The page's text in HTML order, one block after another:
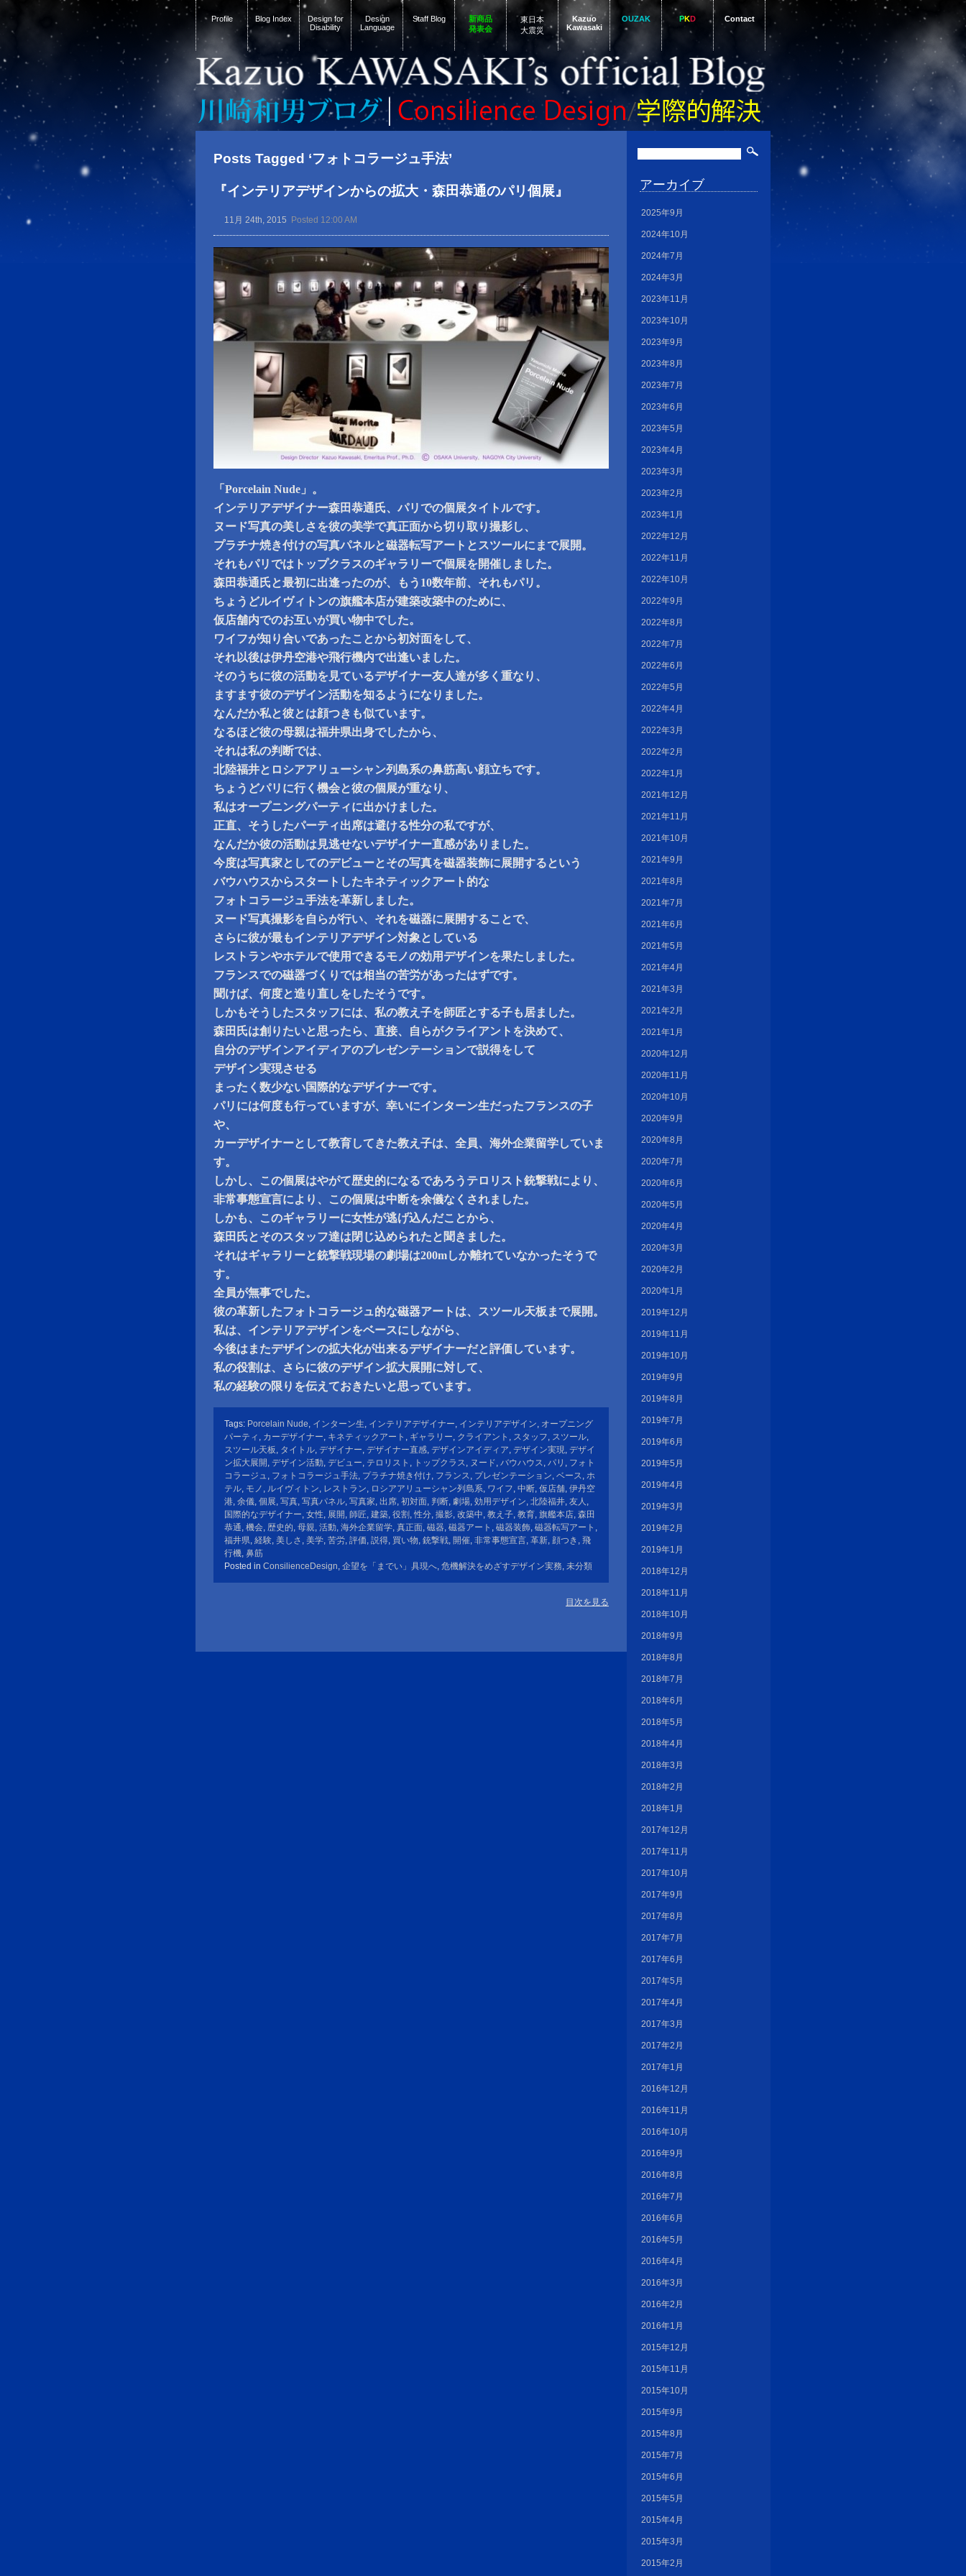
Profile Blog Index
Design for
Disability
Design
Language
Staff Blog
新商品
発表会
東日本
大震災
Kazuo
Kawasaki
OUZAK PKD Contact
Posts Tagged ‘フォトコラージュ手法’
『インテリアデザインからの拡大・森田恭通のパリ個展』
11月 24th, 2015 Posted 12:00 AM
「Porcelain Nude」。
インテリアデザイナー森田恭通氏、パリでの個展タイトルです。
ヌード写真の美しさを彼の美学で真正面から切り取り撮影し、
プラチナ焼き付けの写真パネルと磁器転写アートとスツールにまで展開。
それもパリではトップクラスのギャラリーで個展を開催しました。
森田恭通氏と最初に出逢ったのが、もう10数年前、それもパリ。
ちょうどルイヴィトンの旗艦本店が建築改築中のために、
仮店舗内でのお互いが買い物中でした。
ワイフが知り合いであったことから初対面をして、
それ以後は伊丹空港や飛行機内で出逢いました。
そのうちに彼の活動を見ているデザイナー友人達が多く重なり、
ますます彼のデザイン活動を知るようになりました。
なんだか私と彼とは顔つきも似ています。
なるほど彼の母親は福井県出身でしたから、
それは私の判断では、
北陸福井とロシアアリューシャン列島系の鼻筋高い顔立ちです。
ちょうどパリに行く機会と彼の個展が重なり、
私はオープニングパーティに出かけました。
正直、そうしたパーティ出席は避ける性分の私ですが、
なんだか彼の活動は見逃せないデザイナー直感がありました。
今度は写真家としてのデビューとその写真を磁器装飾に展開するという
バウハウスからスタートしたキネティックアート的な
フォトコラージュ手法を革新しました。
ヌード写真撮影を自らが行い、それを磁器に展開することで、
さらに彼が最もインテリアデザイン対象としている
レストランやホテルで使用できるモノの効用デザインを果たしました。
フランスでの磁器づくりでは相当の苦労があったはずです。
聞けば、何度と造り直しをしたそうです。
しかもそうしたスタッフには、私の教え子を師匠とする子も居ました。
森田氏は創りたいと思ったら、直接、自らがクライアントを決めて、
自分のデザインアイディアのプレゼンテーションで説得をして
デザイン実現させる
まったく数少ない国際的なデザイナーです。
パリには何度も行っていますが、幸いにインターン生だったフランスの子
や、
カーデザイナーとして教育してきた教え子は、全員、海外企業留学していま
す。
しかし、この個展はやがて歴史的になるであろうテロリスト銃撃戦により、
非常事態宣言により、この個展は中断を余儀なくされました。
しかも、このギャラリーに女性が逃げ込んだことから、
森田氏とそのスタッフ達は閉じ込められたと聞きました。
それはギャラリーと銃撃戦現場の劇場は200mしか離れていなかったそうで
す。
全員が無事でした。
彼の革新したフォトコラージュ的な磁器アートは、スツール天板まで展開。
私は、インテリアデザインをベースにしながら、
今後はまたデザインの拡大化が出来るデザイナーだと評価しています。
私の役割は、さらに彼のデザイン拡大展開に対して、
私の経験の限りを伝えておきたいと思っています。
Tags: Porcelain Nude, インターン生, インテリアデザイナー, インテリアデザイン, オープニング
パーティ , カーデザイナー, キネティックアート , ギャラリー, クライアント , スタッフ, スツール,
スツール天板, タイトル, デザイナー, デザイナー直感, デザインアイディア, デザイン実現, デザイ
ン拡大展開 , デザイン活動, デビュー, テロリスト , トップクラス, ヌード, バウハウス, パリ , フォト
コラージュ, フォトコラージュ手法, プラチナ焼き付け, フランス, プレゼンテーション, ベース, ホ
テル, モノ , ルイヴィトン, レストラン, ロシアアリューシャン列島系, ワイフ, 中断, 仮店舗, 伊丹空
港, 余儀, 個展, 写真, 写真パネル, 写真家, 出席, 初対面, 判断, 劇場, 効用デザイン, 北陸福井, 友人 ,
国際的なデザイナー, 女性, 展開 , 師匠, 建築, 役割 ,性分, 撮影, 改築中, 教え子, 教育, 旗艦本店, 森田
恭通, 機会, 歴史的, 母親, 活動, 海外企業留学, 真正面, 磁器, 磁器アート , 磁器装飾, 磁器転写アート ,
福井県, 経験, 美しさ , 美学, 苦労, 評価, 説得, 買い物, 銃撃戦, 開催, 非常事態宣言, 革新, 顔つき , 飛
行機, 鼻筋
Posted in ConsilienceDesign, 企望を「までい」具現へ, 危機解決をめざすデザイン実務, 未分類
目次を見る
アーカイブ
2025年9月
2024年10月
2024年7月
2024年3月
2023年11月
2023年10月
2023年9月
2023年8月
2023年7月
2023年6月
2023年5月
2023年4月
2023年3月
2023年2月
2023年1月
2022年12月
2022年11月
2022年10月
2022年9月
2022年8月
2022年7月
2022年6月
2022年5月
2022年4月
2022年3月
2022年2月
2022年1月
2021年12月
2021年11月
2021年10月
2021年9月
2021年8月
2021年7月
2021年6月
2021年5月
2021年4月
2021年3月
2021年2月
2021年1月
2020年12月
2020年11月
2020年10月
2020年9月
2020年8月
2020年7月
2020年6月
2020年5月
2020年4月
2020年3月
2020年2月
2020年1月
2019年12月
2019年11月
2019年10月
2019年9月
2019年8月
2019年7月
2019年6月
2019年5月
2019年4月
2019年3月
2019年2月
2019年1月
2018年12月
2018年11月
2018年10月
2018年9月
2018年8月
2018年7月
2018年6月
2018年5月
2018年4月
2018年3月
2018年2月
2018年1月
2017年12月
2017年11月
2017年10月
2017年9月
2017年8月
2017年7月
2017年6月
2017年5月
2017年4月
2017年3月
2017年2月
2017年1月
2016年12月
2016年11月
2016年10月
2016年9月
2016年8月
2016年7月
2016年6月
2016年5月
2016年4月
2016年3月
2016年2月
2016年1月
2015年12月
2015年11月
2015年10月
2015年9月
2015年8月
2015年7月
2015年6月
2015年5月
2015年4月
2015年3月
2015年2月